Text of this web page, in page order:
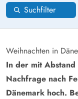
Weihnachten in
In der mit Abstand
Nachfrage nach
Dänemark hoch.
Suchfilter
Gebiete
Wünsche zum Haus